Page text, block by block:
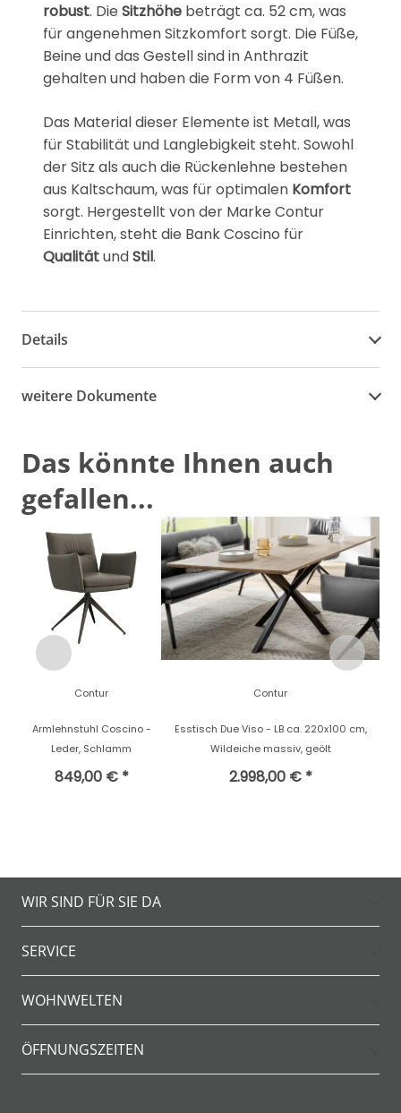
robust. Die Sitzhöhe beträgt ca. 52 cm, was
für angenehmen Sitzkomfort sorgt. Die Füße,
Beine und das Gestell sind in Anthrazit
gehalten und haben die Form von 4 Füßen.
Das Material dieser Elemente ist Metall, was
für Stabilität und Langlebigkeit steht. Sowohl
der Sitz als auch die Rückenlehne bestehen
aus Kaltschaum, was für optimalen Komfort
sorgt. Hergestellt von der Marke Contur
Einrichten, steht die Bank Coscino für
QualitätundStil.
Details
weitere Dokumente
Das könnte Ihnen auch
gefallen...
Contur
Armlehnstuhl Coscino -
Leder, Schlamm
849,00 € *
Contur
Esstisch Due Viso - LB ca. 220x100 cm,
Wildeiche massiv, geölt
2.998,00 € *
WIR SIND FÜR SIE DA
SERVICE
WOHNWELTEN
ÖFFNUNGSZEITEN